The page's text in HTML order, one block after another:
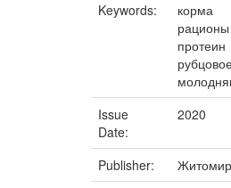
Keywords:
корма
рационы
протеин
Issue
Date:
2020
Publisher:
Житомир